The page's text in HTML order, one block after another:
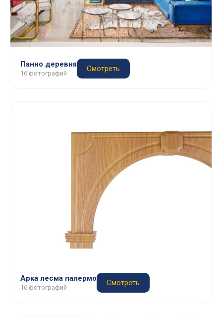
Панно деревня
16 фотографий
Смотреть
Арка лесма палермо
16 фотографий
Смотреть